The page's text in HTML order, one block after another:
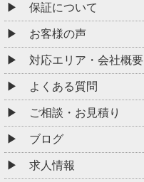
保証について
お客様の声
対応エリア・会社概要
よくある質問
ご相談・お見積り
ブログ
求人情報